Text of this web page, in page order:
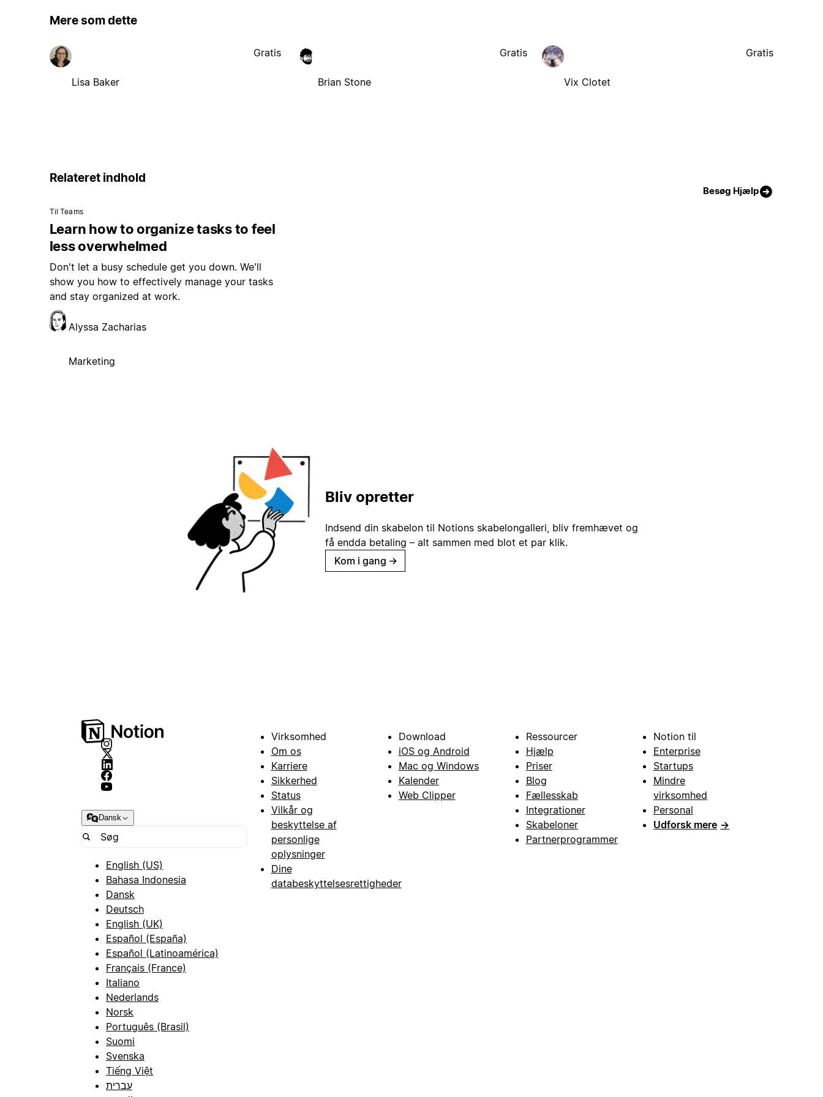
Mere som dette
Lisa Baker
Gratis
Brian Stone
Gratis
Vix Clotet
Gratis
Relateret indhold
Besøg Hjælp
Til Teams
Learn how to organize tasks to feel
less overwhelmed
Don't let a busy schedule get you down. We'll
show you how to effectively manage your tasks
and stay organized at work.
Alyssa Zacharias
Marketing
Bliv opretter
Indsend din skabelon til Notions skabelongalleri, bliv fremhævet og
få endda betaling – alt sammen med blot et par klik.
Kom i gang →
Dansk
English (US)
Bahasa Indonesia
Dansk
Deutsch
English (UK)
Español (España)
Español (Latinoamérica)
Français (France)
Italiano
Nederlands
Norsk
Português (Brasil)
Suomi
Svenska
Tiếng Việt
עברית
Virksomhed
Om os
Karriere
Sikkerhed
Status
Vilkår og
beskyttelse af
personlige
oplysninger
Dine
databeskyttelsesrettigheder
Download
iOS og Android
Mac og Windows
Kalender
Web Clipper
Ressourcer
Hjælp
Priser
Blog
Fællesskab
Integrationer
Skabeloner
Partnerprogrammer
Notion til
Enterprise
Startups
Mindre
virksomhed
Personal
Udforsk mere →